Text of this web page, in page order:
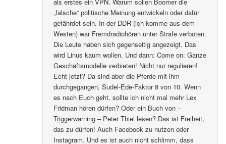
„falsche“ politische Meinung entwickeln oder dafür
gefährdet sein. In der DDR (ich komme aus dem
Westen) war Fremdradiohören unter Strafe verboten.
Die Leute haben sich gegenseitig angezeigt. Das
wird Linus kaum wollen. Und dann: Come on: Ganze
Geschäftsmodelle verbieten! Nicht nur regulieren!
Echt jetzt? Da sind aber die Pferde mit ihm
durchgegangen, Sudel-Ede-Faktor 8 von 10. Wenn
es nach Euch geht, sollte ich nicht mal mehr Lex
Fridman hören dürfen? Oder ein Buch von –
Triggerwarning – Peter Thiel lesen? Das ist Freiheit,
das zu dürfen! Auch Facebook zu nutzen oder
Instagram. Und es ist auch nicht schlimm, dass